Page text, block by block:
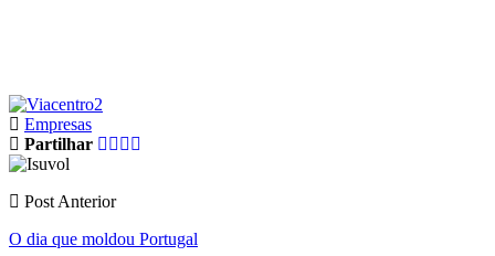
Empresas
Partilhar
Post Anterior
O dia que moldou Portugal